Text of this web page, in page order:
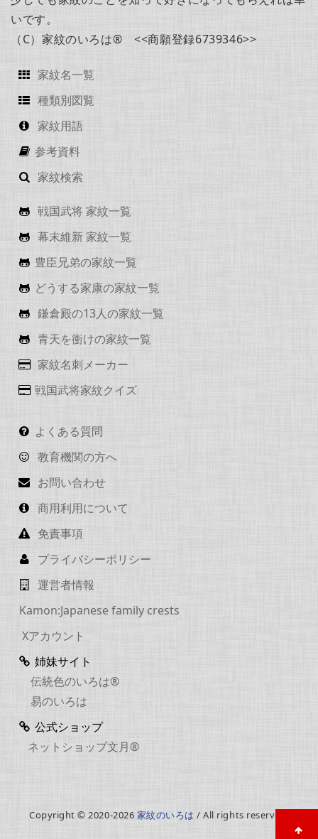
いです。
（C）家紋のいろは® <<商願登録6739346>>
家紋名一覧
種類別図覧
家紋用語
参考資料
家紋検索
戦国武将 家紋一覧
幕末維新 家紋一覧
豊臣兄弟の家紋一覧
どうする家康の家紋一覧
鎌倉殿の13人の家紋一覧
青天を衝けの家紋一覧
家紋名刺メーカー
戦国武将家紋クイズ
よくある質問
教育機関の方へ
お問い合わせ
商用利用について
免責事項
プライバシーポリシー
運営者情報
Kamon:Japanese family crests
Xアカウント
姉妹サイト
伝統色のいろは®
易のいろは
公式ショップ
ネットショップ文月®
Copyright © 2020-2026 家紋のいろは / All rights reserved.